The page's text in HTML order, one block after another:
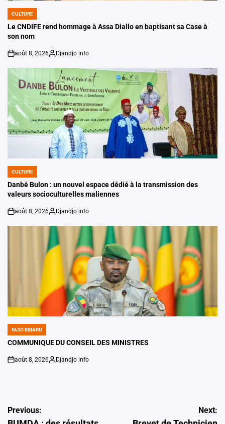
POSTED
IN
CULTURE
Le CNDIFE rend hommage à Assa Diallo en baptisant sa Case à
son nom
on
août 8, 2026
Posted
Djandjo info
POSTED
IN
CULTURE
Danbé Bulon : un nouvel espace dédié à la transmission des
valeurs socioculturelles maliennes
on
août 8, 2026
Posted
Djandjo info
POSTED
IN
FASO KIBARU
COMMUNIQUE DU CONSEIL DES MINISTRES
on
août 8, 2026
Posted
Djandjo info
Navigation
Previous: Next: